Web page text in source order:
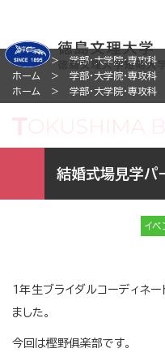
ホーム 学部・大学院・専攻科
ホーム
学部・大学院・専攻科
ホーム
学部・大学院・専攻科
結婚式場見学パ
イベ
1年生ブライダルコーディネ
ました。
今回は樫野俱楽部です。